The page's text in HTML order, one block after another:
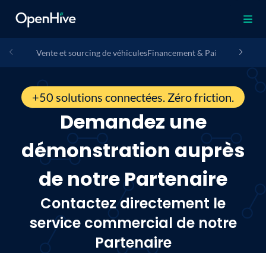
Vente et sourcing de véhiculesFinancement & Paiement
+50 solutions connectées. Zéro friction.
Demandez une
démonstration auprès
de notre Partenaire
Contactez directement le
service commercial de notre
Partenaire